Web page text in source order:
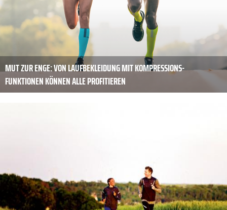
MUT ZUR ENGE: VON LAUFBEKLEIDUNG MIT KOMPRESSIONS-
FUNKTIONEN KÖNNEN ALLE PROFITIEREN